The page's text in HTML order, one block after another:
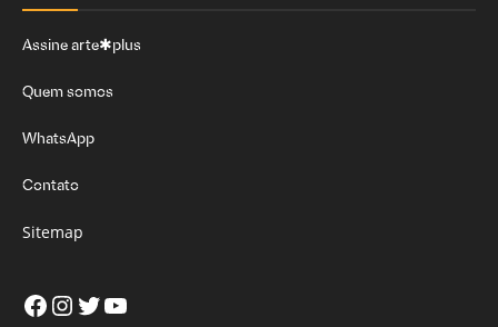
Assine arte✱plus
Quem somos
WhatsApp
Contato
Sitemap
Facebook
Instagram
Twitter
Youtube